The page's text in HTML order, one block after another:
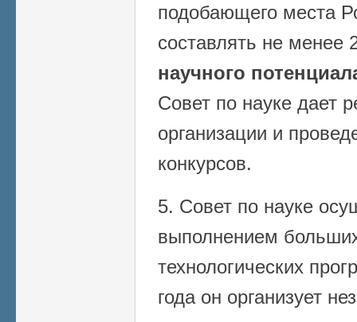
подобающего места
составлять не менее
научного
Совет по науке дает
организации и
конкурсов.
5. Совет по науке
выполнением
технологических
года он организует